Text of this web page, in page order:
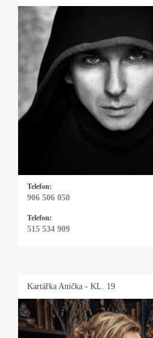
Telefon:
906 506 050
Telefon:
515 534 909
Kartář
Vždy se snažím jít k samé
Mou specializací je Tarot,
většinu hermetických nauk
alchymii, až po kabalu.
domluvit se i na jiných
Kartářka Anička - KL. 19